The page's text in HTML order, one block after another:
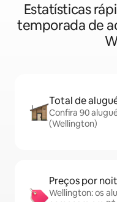
Estatísticas
temporada de
Total de
Confira 90
(Wellington)
Preços por
Wellington: os